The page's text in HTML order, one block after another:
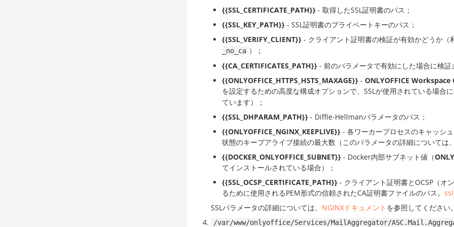
{{SSL_CERTIFICATE_PATH}} - 取得したSSL証明書のパス；
{{SSL_KEY_PATH}} - SSL証明書のプライベートキーのパス；
{{SSL_VERIFY_CLIENT}} - クライアント証明書の検証が有効かどうか（
_no_ca ）；
{{CA_CERTIFICATES_PATH}} - 前のパラメータで有効にした場合に検
{{ONLYOFFICE_HTTPS_HSTS_MAXAGE}} - ONLYOFFICE
を設定するための高度な構成オプションで、SSLが使用されている場合
ています）；
{{SSL_DHPARAM_PATH}} - Diffie-Hellmanパラメータのパス；
{{ONLYOFFICE_NGINX_KEEPLIVE}} - 各ワーカープロセスのキャッシ
状態のキープアライブ接続の最大数（このパラメータの詳細については
{{DOCKER_ONLYOFFICE_SUBNET}} - Docker内部サブネット値（
てインストールされている場合）；
{{SSL_OCSP_CERTIFICATE_PATH}} - クライアント証明書とOCSP（オ
るために使用されるPEM形式の信頼されたCA証明書ファイルのパス。
SSLパラメータの詳細については、 NGINXドキュメント を参照してください
/var/www/onlyoffice/Services/MailAggregator/